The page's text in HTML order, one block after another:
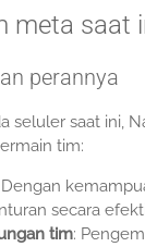
meta saat
perannya
seluler saat ini,
tim:
secara
tim: